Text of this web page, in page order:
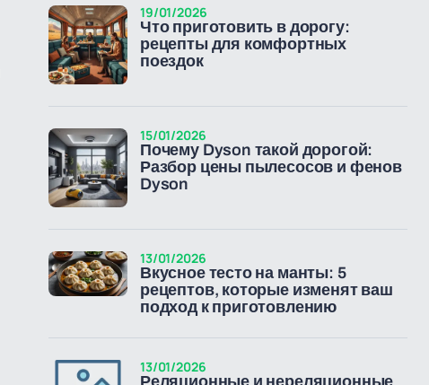
Что приготовить в дорогу:
рецепты для комфортных
поездок
19/01/2026
Почему Dyson такой дорогой:
Разбор цены пылесосов и фенов
Dyson
15/01/2026
Вкусное тесто на манты: 5
рецептов, которые изменят ваш
подход к приготовлению
13/01/2026
Реляционные и нереляционные
13/01/2026